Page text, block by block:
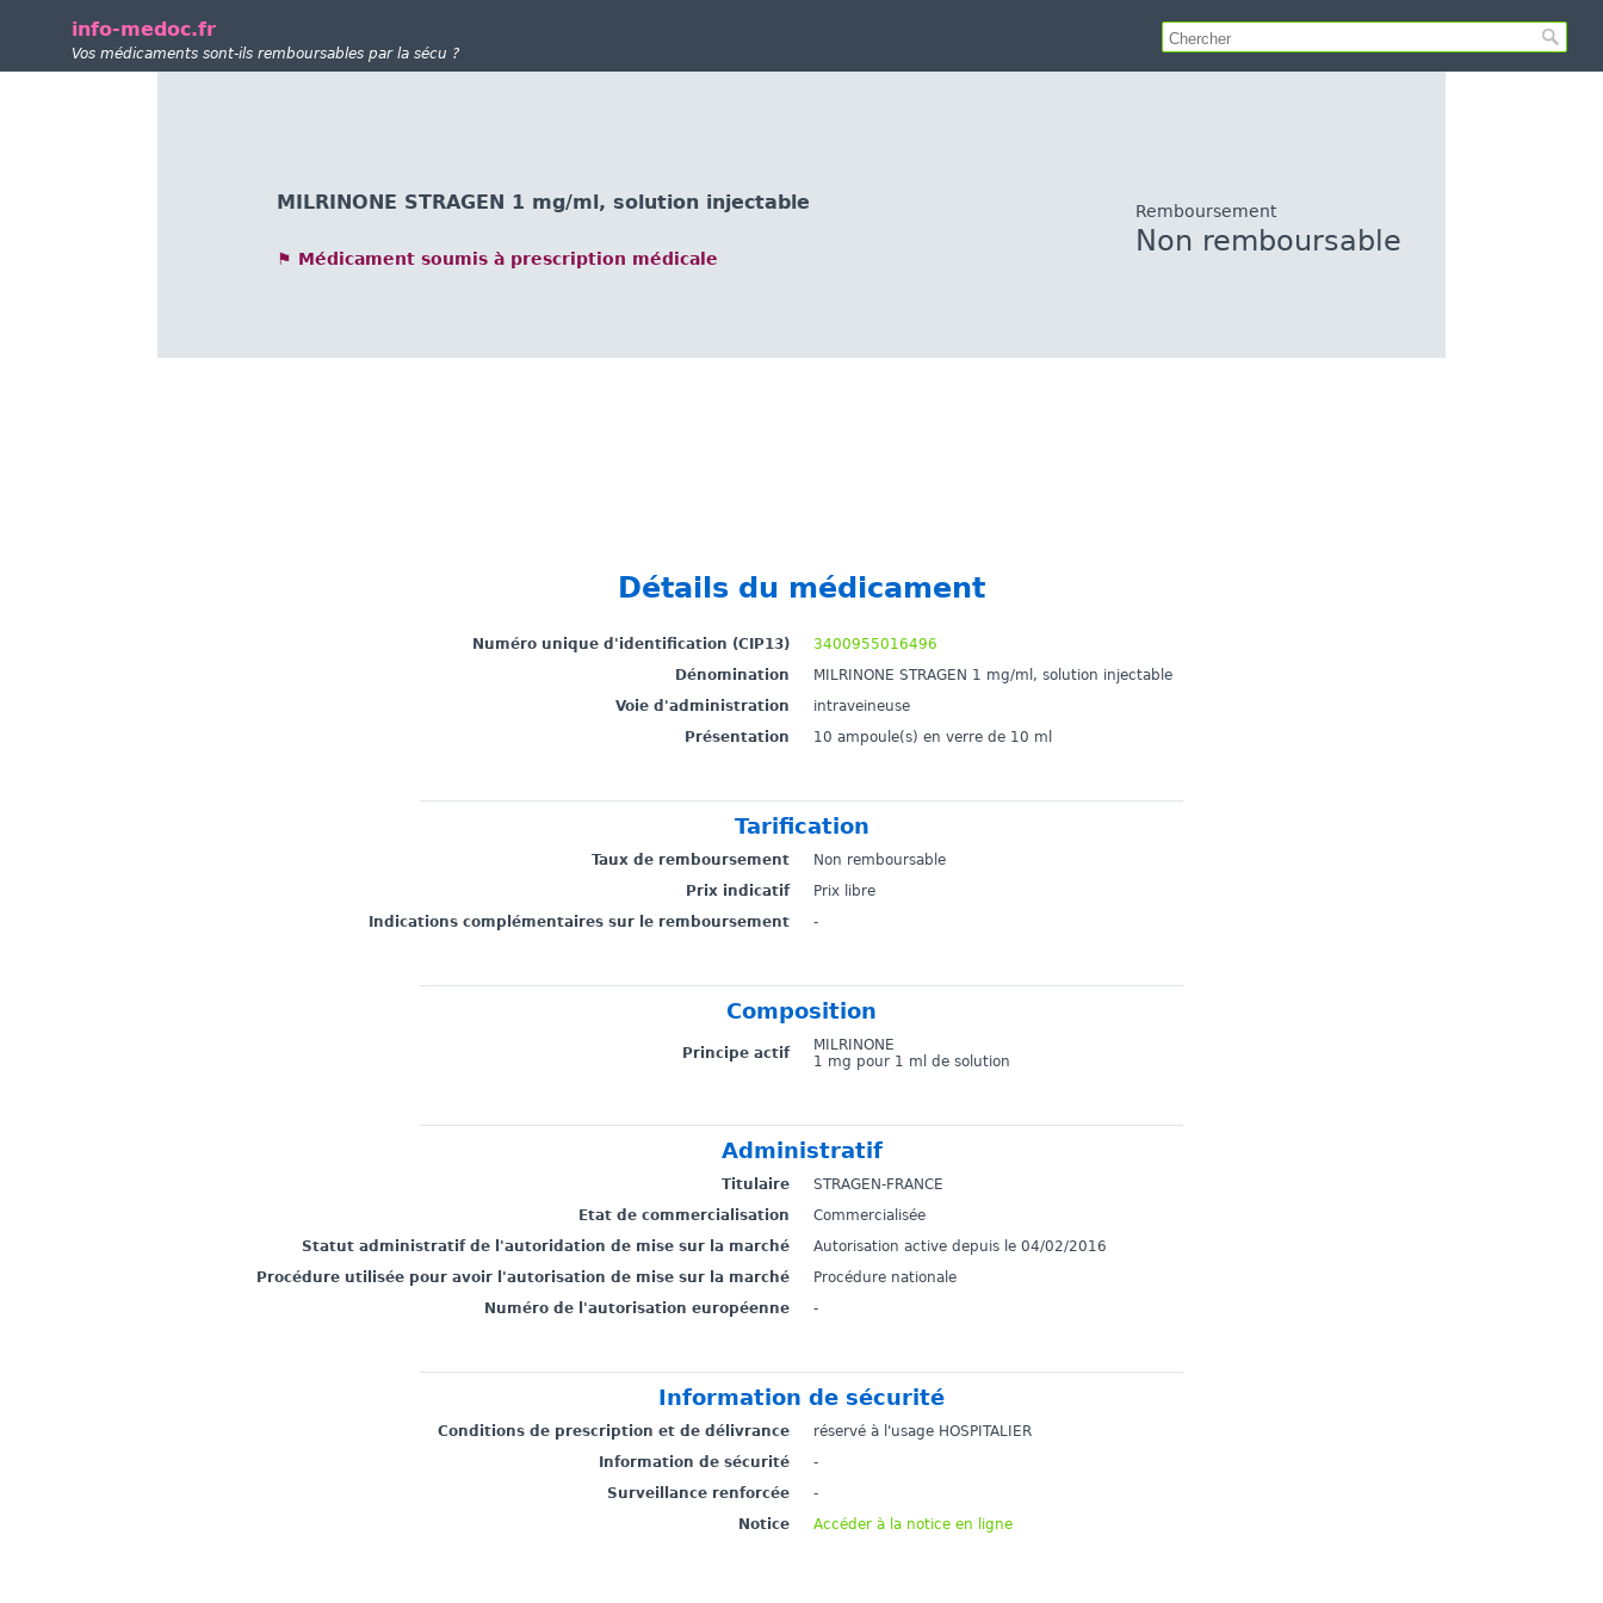
info-medoc.fr
Vos médicaments sont-ils remboursables par la sécu ?
MILRINONE STRAGEN 1 mg/ml, solution injectable
⚑ Médicament soumis à prescription médicale
Remboursement
Non remboursable
Détails du médicament
Numéro unique d'identification (CIP13)
3400955016496
Dénomination
MILRINONE STRAGEN 1 mg/ml, solution injectable
Voie d'administration
intraveineuse
Présentation
10 ampoule(s) en verre de 10 ml
Tarification
Taux de remboursement
Non remboursable
Prix indicatif
Prix libre
Indications complémentaires sur le remboursement
-
Composition
Principe actif
MILRINONE
1 mg pour 1 ml de solution
Administratif
Titulaire
STRAGEN-FRANCE
Etat de commercialisation
Commercialisée
Statut administratif de l'autoridation de mise sur la marché
Autorisation active depuis le 04/02/2016
Procédure utilisée pour avoir l'autorisation de mise sur la marché
Procédure nationale
Numéro de l'autorisation européenne
-
Information de sécurité
Conditions de prescription et de délivrance
réservé à l'usage HOSPITALIER
Information de sécurité
-
Surveillance renforcée
-
Notice
Accéder à la notice en ligne